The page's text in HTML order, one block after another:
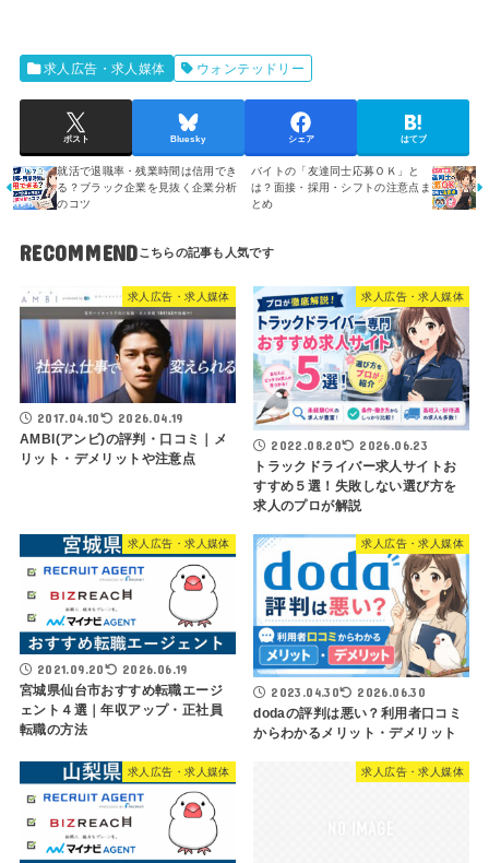
求人広告・求人媒体 ウォンテッドリー
ポスト Bluesky シェア はてブ
就活で退職率・残業時間は信用でき
る？ブラック企業を見抜く企業分析
のコツ
バイトの「友達同士応募ＯＫ」と
は？面接・採用・シフトの注意点ま
とめ
RECOMMEND
求人広告・求人媒体
2017.04.10 2026.04.19
AMBI(アンビ)の評判・口コミ｜メ
リット・デメリットや注意点
求人広告・求人媒体
2022.08.20 2026.06.23
トラックドライバー求人サイトお
すすめ５選！失敗しない選び方を
求人のプロが解説
求人広告・求人媒体
2021.09.20 2026.06.19
宮城県仙台市おすすめ転職エージ
ェント４選｜年収アップ・正社員
転職の方法
求人広告・求人媒体
2023.04.30 2026.06.30
dodaの評判は悪い？利用者口コミ
からわかるメリット・デメリット
求人広告・求人媒体 求人広告・求人媒体